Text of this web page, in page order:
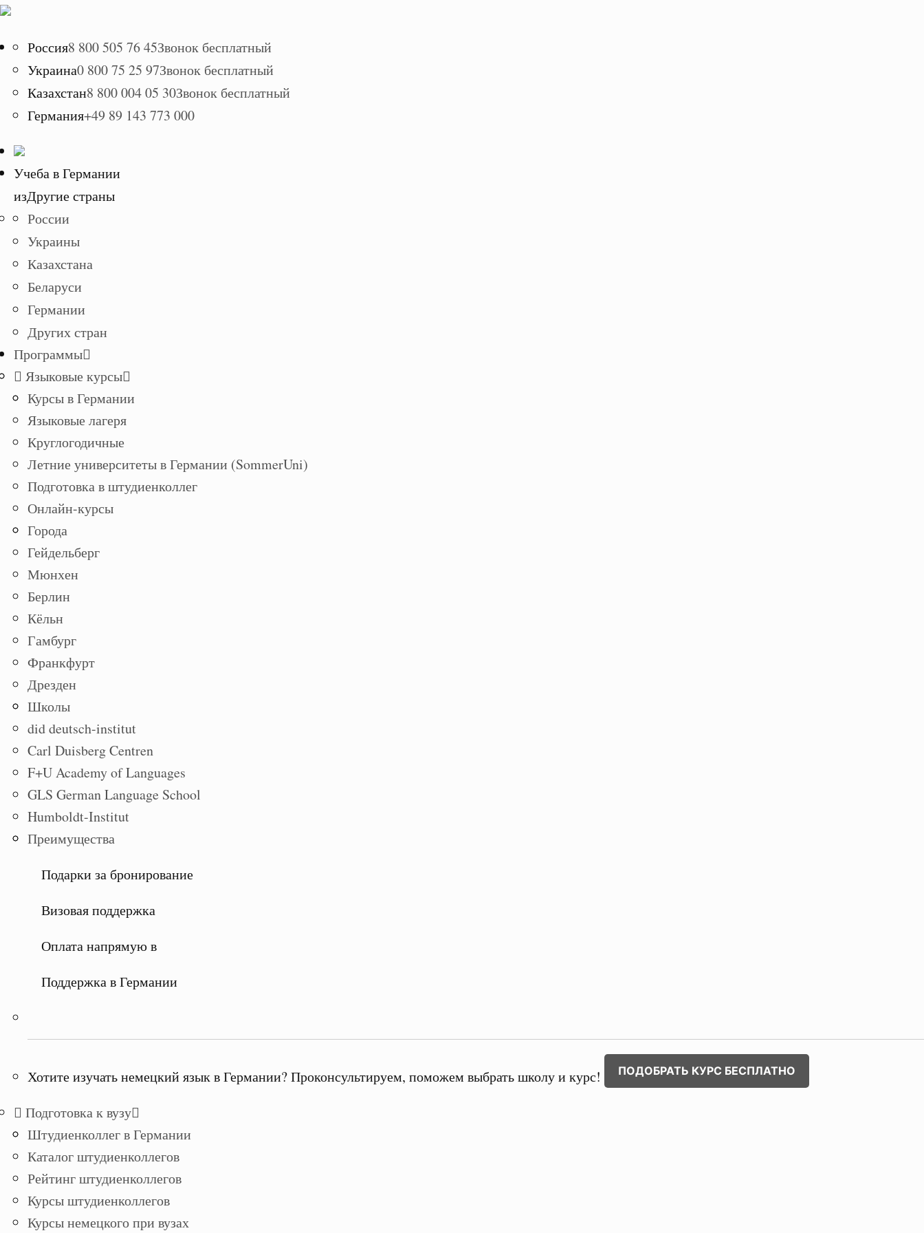
Россия8 800 505 76 45Звонок бесплатный
Украина0 800 75 25 97Звонок бесплатный
Казахстан8 800 004 05 30Звонок бесплатный
Германия+49 89 143 773 000
Учеба в Германии
изДругие страны
России
Украины
Казахстана
Беларуси
Германии
Других стран
Программы
Языковые курсы
Курсы в Германии
Языковые лагеря
Круглогодичные
Летние университеты в Германии (SommerUni)
Подготовка в штудиенколлег
Онлайн-курсы
Города
Гейдельберг
Мюнхен
Берлин
Кёльн
Гамбург
Франкфурт
Дрезден
Школы
did deutsch-institut
Carl Duisberg Centren
F+U Academy of Languages
GLS German Language School
Humboldt-Institut
Преимущества
Подарки за бронирование
Визовая поддержка
Оплата напрямую в
Поддержка в Германии
Хотите изучать немецкий язык в Германии? Проконсультируем, поможем выбрать школу и курс! ПОДОБРАТЬ КУРС БЕСПЛАТНО
Подготовка к вузу
Штудиенколлег в Германии
Каталог штудиенколлегов
Рейтинг штудиенколлегов
Курсы штудиенколлегов
Курсы немецкого при вузах